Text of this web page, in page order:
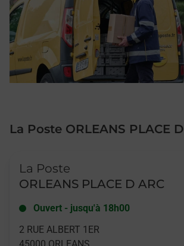
La Poste ORLEANS PLACE
La Poste
ORLEANS PLACE D ARC
Ouvert - jusqu'à 18h00
2 RUE ALBERT 1ER